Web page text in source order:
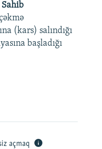
720p
1080p
Sahib
(kars) salındığı
başladığı
açmaq